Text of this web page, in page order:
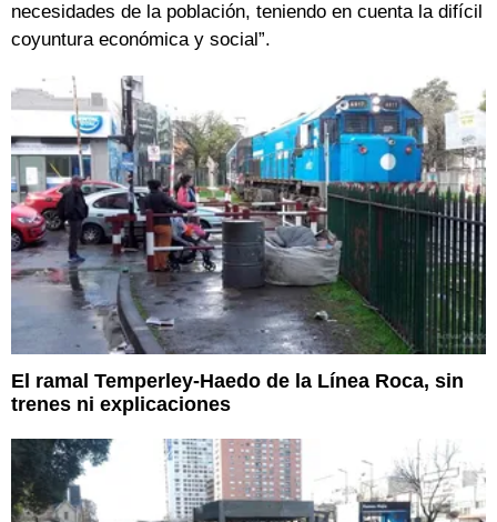
necesidades de la población, teniendo en cuenta la difícil
coyuntura económica y social”.
El ramal Temperley-Haedo de la Línea Roca, sin
trenes ni explicaciones